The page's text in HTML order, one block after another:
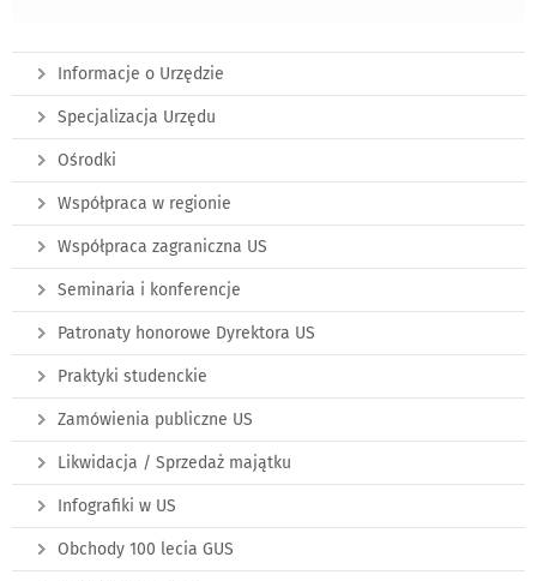
Informacje o Urzędzie
Specjalizacja Urzędu
Ośrodki
Współpraca w regionie
Współpraca zagraniczna US
Seminaria i konferencje
Patronaty honorowe Dyrektora US
Praktyki studenckie
Zamówienia publiczne US
Likwidacja / Sprzedaż majątku
Infografiki w US
Obchody 100 lecia GUS